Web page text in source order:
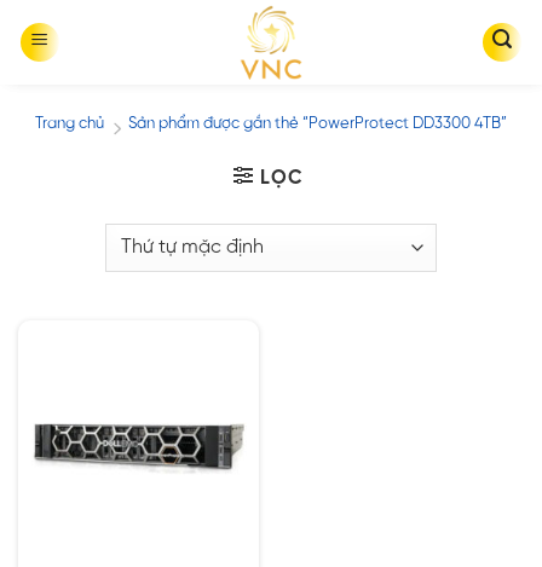
Trang chủ / Sản phẩm được gắn thẻ “PowerProtect DD3300 4TB”
LỌC